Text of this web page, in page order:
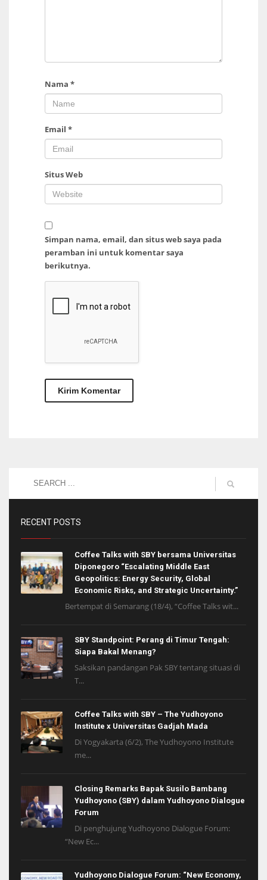
Nama *
Email *
Situs Web
Simpan nama, email, dan situs web saya pada
peramban ini untuk komentar saya
berikutnya.
RECENT POSTS
Coffee Talks with SBY bersama Universitas
Diponegoro “Escalating Middle East
Geopolitics: Energy Security, Global
Economic Risks, and Strategic Uncertainty.”
Bertempat di Semarang (18/4), “Coffee Talks wit...
SBY Standpoint: Perang di Timur Tengah:
Siapa Bakal Menang?
Saksikan pandangan Pak SBY tentang situasi di
T...
Coffee Talks with SBY – The Yudhoyono
Institute x Universitas Gadjah Mada
Di Yogyakarta (6/2), The Yudhoyono Institute
me...
Closing Remarks Bapak Susilo Bambang
Yudhoyono (SBY) dalam Yudhoyono Dialogue
Forum
Di penghujung Yudhoyono Dialogue Forum:
“New Ec...
Yudhoyono Dialogue Forum: “New Economy,